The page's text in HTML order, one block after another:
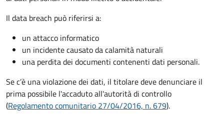
Il data breach può riferirsi a:
un attacco informatico
un incidente causato da calamità naturali
una perdita dei documenti contenenti dati personali.
Se c’è una violazione dei dati, il titolare deve denunciare il
prima possibile l'accaduto all'autorità di controllo
(Regolamento comunitario 27/04/2016, n. 679).